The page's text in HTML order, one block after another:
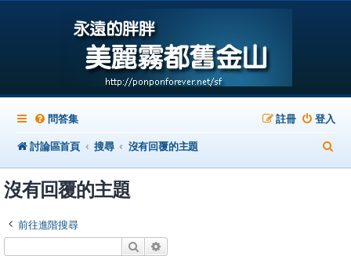
問答集 登入
註冊
討論區首頁
搜尋 沒有回覆的主題
尋
沒有回覆的主題
前往進階搜尋
搜尋